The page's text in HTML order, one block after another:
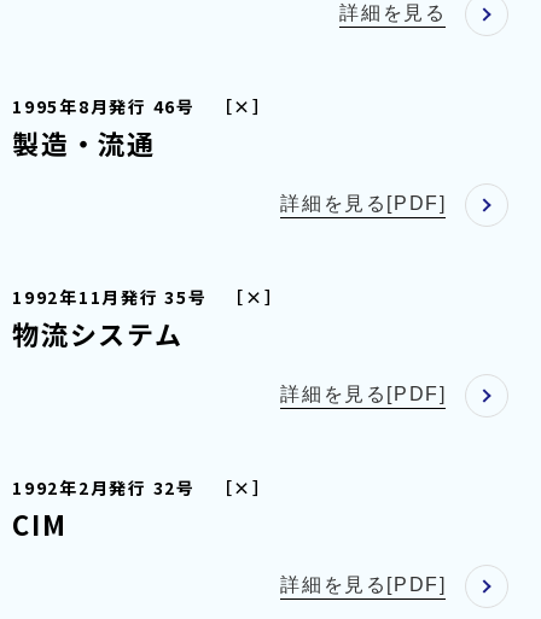
詳細を見る
1995年8月発行 46号 ［×］
製造・流通
詳細を見る[PDF]
1992年11月発行 35号 ［×］
物流システム
詳細を見る[PDF]
1992年2月発行 32号 ［×］
CIM
詳細を見る[PDF]